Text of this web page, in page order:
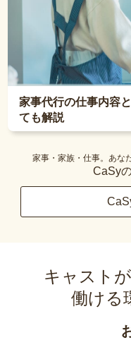
家事代行の仕事内容
ても解説
家事・家族・仕事。あな
CaSy
キャスト
働ける